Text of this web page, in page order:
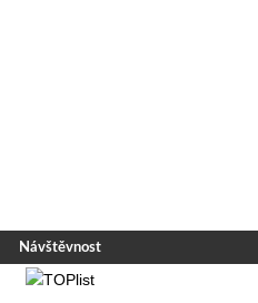
Návštěvnost